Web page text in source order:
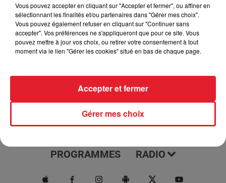
Le Morning Show
ACTUS MUSIQUES
PROGRAMMES RADIO
Vous pouvez accepter en cliquant sur "Accepter et fermer", ou affiner en
sélectionnant les finalités et/ou partenaires dans "Gérer mes choix".
Vous pouvez également refuser en cliquant sur "Continuer sans
accepter". Vos préférences ne s'appliqueront que pour ce site. Vous
pouvez mettre à jour vos choix, ou retirer votre consentement à tout
moment via le lien "Gérer les cookies" situé en bas de chaque page.
Gérer mes choix
Accepter et fermer